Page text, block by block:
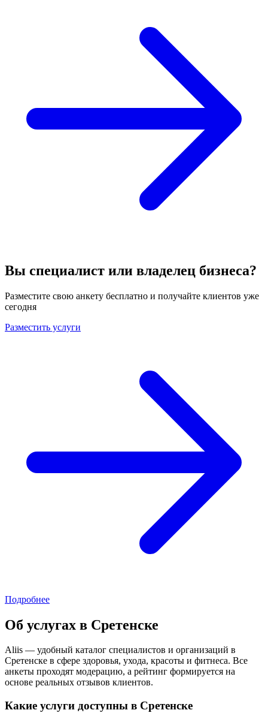
Вы специалист или владелец бизнеса?
Разместите свою анкету бесплатно и получайте клиентов уже
сегодня
Разместить услуги
Подробнее
Об услугах в Сретенске
Aliis — удобный каталог специалистов и организаций в
Сретенске в сфере здоровья, ухода, красоты и фитнеса. Все
анкеты проходят модерацию, а рейтинг формируется на
основе реальных отзывов клиентов.
Какие услуги доступны в Сретенске